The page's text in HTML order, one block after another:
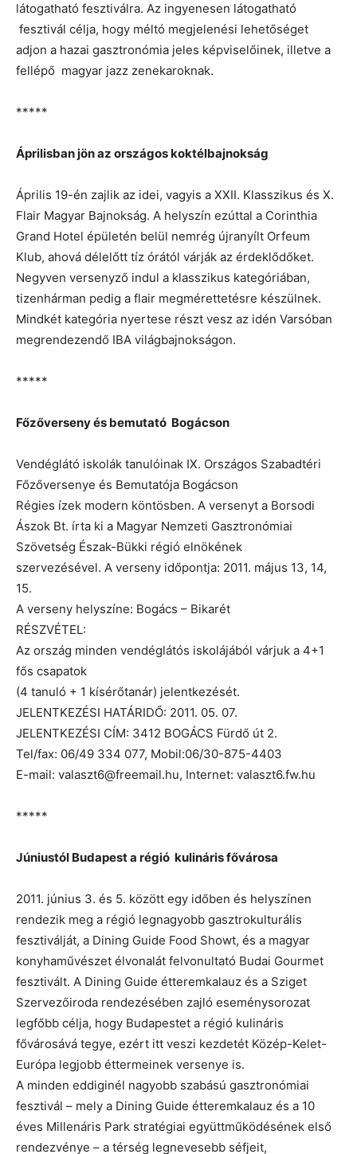
látogatható fesztiválra. Az ingyenesen látogatható
fesztivál célja, hogy méltó megjelenési lehetőséget
adjon a hazai gasztronómia jeles képviselőinek, illetve a
fellépő magyar jazz zenekaroknak.
*****
Áprilisban jön az országos koktélbajnokság
Április 19-én zajlik az idei, vagyis a XXII. Klasszikus és X.
Flair Magyar Bajnokság. A helyszín ezúttal a Corinthia
Grand Hotel épületén belül nemrég újranyílt Orfeum
Klub, ahová délelőtt tíz órától várják az érdeklődőket.
Negyven versenyző indul a klasszikus kategóriában,
tizenhárman pedig a flair megmérettetésre készülnek.
Mindkét kategória nyertese részt vesz az idén Varsóban
megrendezendő IBA világbajnokságon.
*****
Főzőverseny és bemutató Bogácson
Vendéglátó iskolák tanulóinak IX. Országos Szabadtéri
Főzőversenye és Bemutatója Bogácson
Régies ízek modern köntösben. A versenyt a Borsodi
Ászok Bt. írta ki a Magyar Nemzeti Gasztronómiai
Szövetség Észak-Bükki régió elnökének
szervezésével. A verseny időpontja: 2011. május 13, 14,
15.
A verseny helyszíne: Bogács – Bikarét
RÉSZVÉTEL:
Az ország minden vendéglátós iskolájából várjuk a 4+1
fős csapatok
(4 tanuló + 1 kísérőtanár) jelentkezését.
JELENTKEZÉSI HATÁRIDŐ: 2011. 05. 07.
JELENTKEZÉSI CÍM: 3412 BOGÁCS Fürdő út 2.
Tel/fax: 06/49 334 077, Mobil:06/30-875-4403
E-mail: valaszt6@freemail.hu, Internet: valaszt6.fw.hu
*****
Júniustól Budapest a régió kulináris fővárosa
2011. június 3. és 5. között egy időben és helyszínen
rendezik meg a régió legnagyobb gasztrokulturális
fesztiválját, a Dining Guide Food Showt, és a magyar
konyhaművészet élvonalát felvonultató Budai Gourmet
fesztivált. A Dining Guide étteremkalauz és a Sziget
Szervezőiroda rendezésében zajló eseménysorozat
legfőbb célja, hogy Budapestet a régió kulináris
fővárosává tegye, ezért itt veszi kezdetét Közép-Kelet-
Európa legjobb éttermeinek versenye is.
A minden eddiginél nagyobb szabású gasztronómiai
fesztivál – mely a Dining Guide étteremkalauz és a 10
éves Millenáris Park stratégiai együttműködésének első
rendezvénye – a térség legnevesebb séfjeit,